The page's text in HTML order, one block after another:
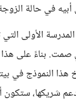
في حالة
الأولى
صمت. بناءً على
هذا النموذج في
شريكها، ستكون